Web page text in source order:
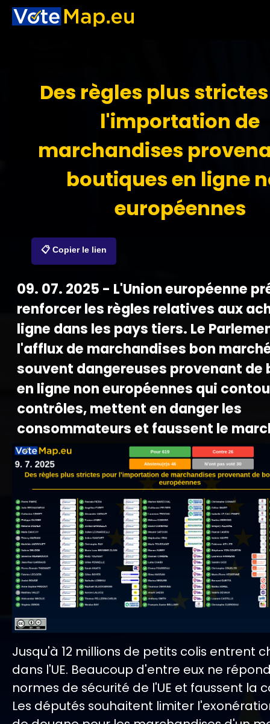
Des règles plus
l'importation de
marchandises
boutiques en ligne
européennes
📋 Copier le lien
09. 07. 2025 - L'Union européenne
renforcer les règles relatives aux
ligne dans les pays tiers. Le
l'afflux de marchandises bon
souvent dangereuses provenant de
en ligne non européennes qui
contrôles, mettent en danger les
consommateurs et faussent le
Jusqu'à 12 millions de petits colis entrent
dans l'UE. Beaucoup d'entre eux ne
normes de sécurité de l'UE et faussent la
Les députés souhaitent limiter